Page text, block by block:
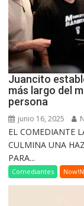
Juancito
más largo del
persona
junio 16, 2025
EL COMEDIANTE
CULMINA UNA
PARA...
Comediantes